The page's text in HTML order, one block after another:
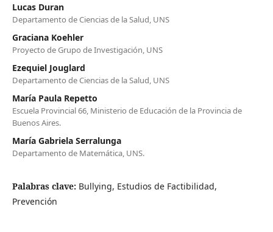
Lucas Duran
Departamento de Ciencias de la Salud, UNS
Graciana Koehler
Proyecto de Grupo de Investigación, UNS
Ezequiel Jouglard
Departamento de Ciencias de la Salud, UNS
María Paula Repetto
Escuela Provincial 66, Ministerio de Educación de la Provincia de
Buenos Aires.
María Gabriela Serralunga
Departamento de Matemática, UNS.
Palabras clave: Bullying, Estudios de Factibilidad,
Prevención